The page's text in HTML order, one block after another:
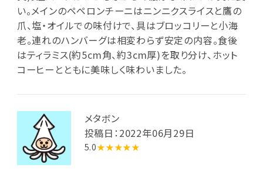
い。メインのペペロンチーニはニンニクスライスと鷹の
爪、塩・オイルでの味付けで、具はブロッコリーと小海
老。連れのハンバーグは相変わらず安定の内容。食後
はティラミス(約5cm角、約3cm厚)を取り分け、ホット
コーヒーとともに美味しく味わいました。
メタボン
投稿日：2022年06月29日
5.0★★★★★